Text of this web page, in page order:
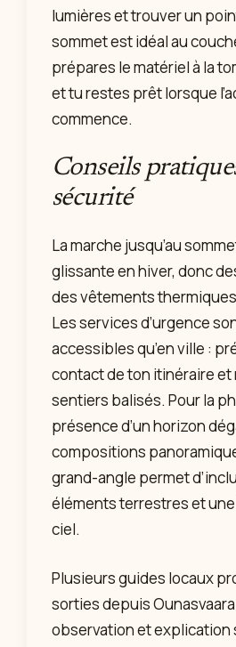
lumières et trouver un
sommet est idéal au
prépares le matériel à la
et tu restes prêt lorsque
commence.
Conseils
sécurité
La marche jusqu’au
glissante en hiver, donc
des vêtements
Les services d’urgence
accessibles qu’en ville :
contact de ton itinéraire
sentiers balisés. Pour la
présence d’un horizon
compositions
grand-angle permet
éléments terrestres et
ciel.
Plusieurs guides locaux
sorties depuis
observation et explication